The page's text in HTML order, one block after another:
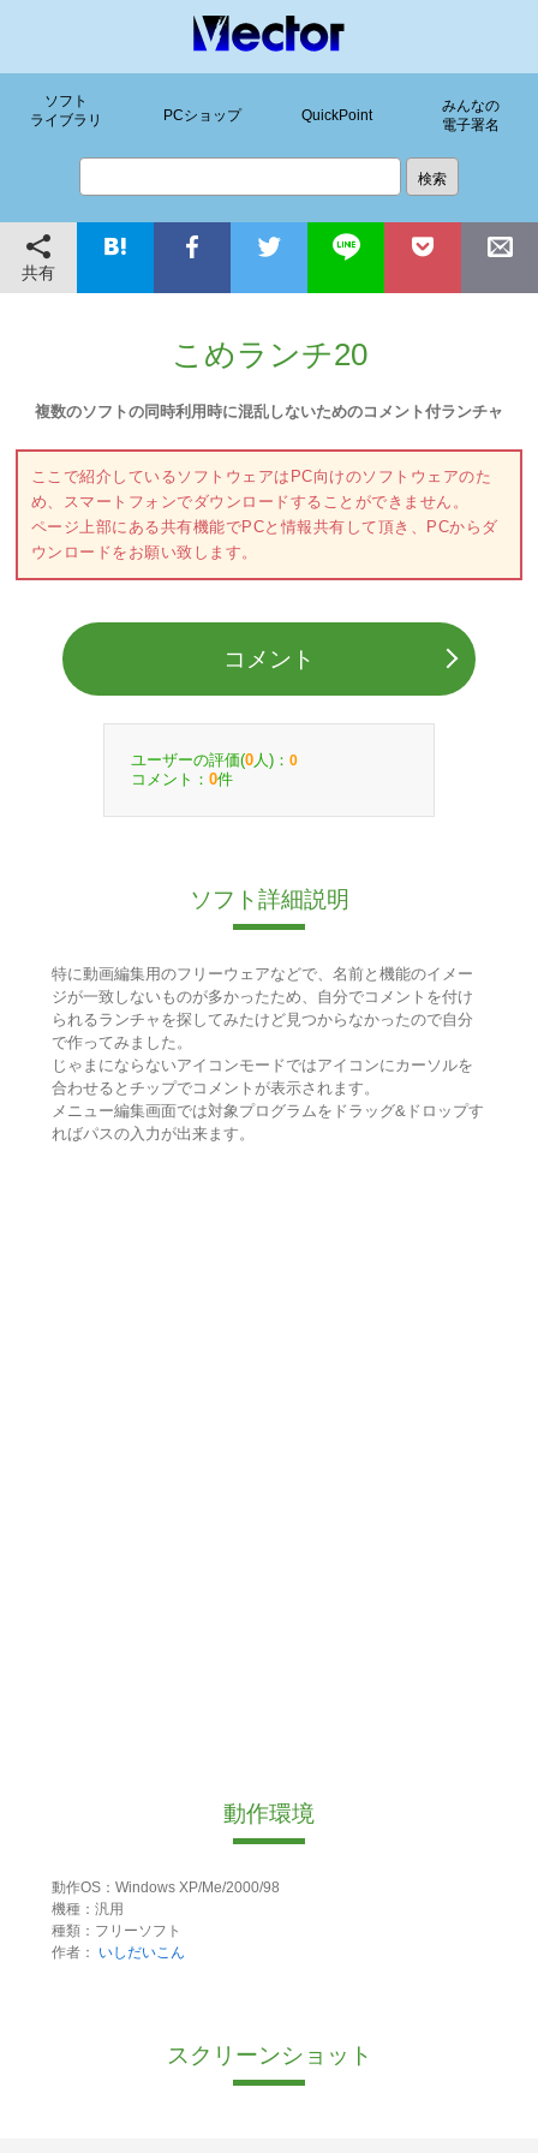
ソフト
ライブラリ
PCショップ QuickPoint
みんなの
電子署名
共有
こめランチ20
複数のソフトの同時利用時に混乱しないためのコメント付ランチャ
ここで紹介しているソフトウェアはPC向けのソフトウェアのた
め、スマートフォンでダウンロードすることができません。
ページ上部にある共有機能でPCと情報共有して頂き、PCからダ
ウンロードをお願い致します。
コメント
ユーザーの評価(0 人)： 0
コメント： 0件
ソフト詳細説明
特に動画編集用のフリーウェアなどで、名前と機能のイメー
ジが一致しないものが多かったため、自分でコメントを付け
られるランチャを探してみたけど見つからなかったので自分
で作ってみました。
じゃまにならないアイコンモードではアイコンにカーソルを
合わせるとチップでコメントが表示されます。
メニュー編集画面では対象プログラムをドラッグ&ドロップす
ればパスの入力が出来ます。
動作環境
動作OS：Windows XP/Me/2000/98
機種：汎用
種類：フリーソフト
作者：
いしだいこん
スクリーンショット